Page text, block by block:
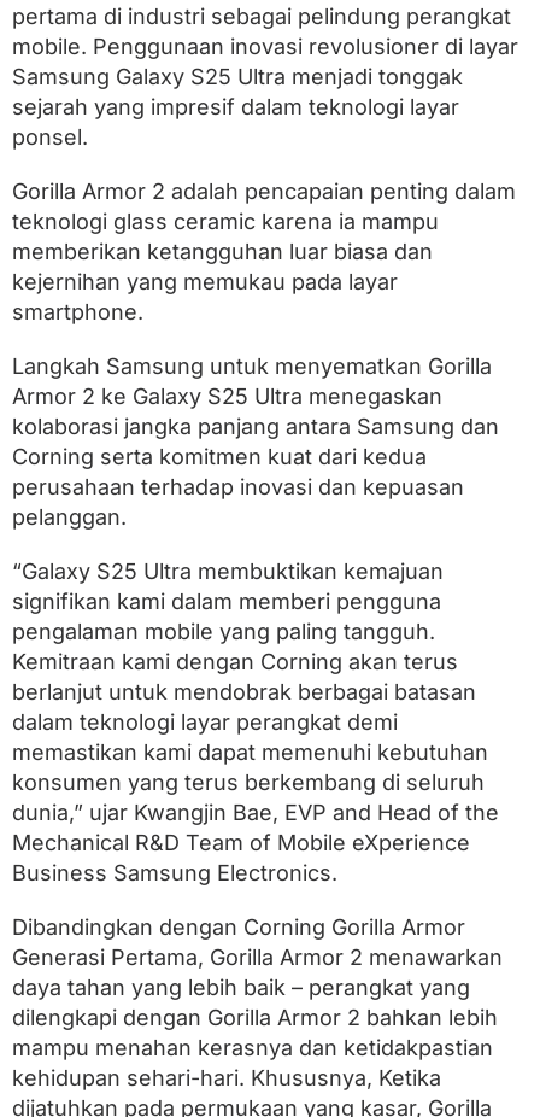
R
e
f
l
e
f
P
e
r
d
a
i
C
o
n
g
G
o
r
l
A
m
r
2
pertama di industri sebagai pelindung perangkat
mobile. Penggunaan inovasi revolusioner di layar
Samsung Galaxy S25 Ultra menjadi tonggak
sejarah yang impresif dalam teknologi layar
ponsel.
Gorilla Armor 2 adalah pencapaian penting dalam
teknologi glass ceramic karena ia mampu
memberikan ketangguhan luar biasa dan
kejernihan yang memukau pada layar
smartphone.
Langkah Samsung untuk menyematkan Gorilla
Armor 2 ke Galaxy S25 Ultra menegaskan
kolaborasi jangka panjang antara Samsung dan
Corning serta komitmen kuat dari kedua
perusahaan terhadap inovasi dan kepuasan
pelanggan.
“Galaxy S25 Ultra membuktikan kemajuan
signifikan kami dalam memberi pengguna
pengalaman mobile yang paling tangguh.
Kemitraan kami dengan Corning akan terus
berlanjut untuk mendobrak berbagai batasan
dalam teknologi layar perangkat demi
memastikan kami dapat memenuhi kebutuhan
konsumen yang terus berkembang di seluruh
dunia,” ujar Kwangjin Bae, EVP and Head of the
Mechanical R&D Team of Mobile eXperience
Business Samsung Electronics.
Dibandingkan dengan Corning Gorilla Armor
Generasi Pertama, Gorilla Armor 2 menawarkan
daya tahan yang lebih baik – perangkat yang
dilengkapi dengan Gorilla Armor 2 bahkan lebih
mampu menahan kerasnya dan ketidakpastian
kehidupan sehari-hari. Khususnya, Ketika
dijatuhkan pada permukaan yang kasar, Gorilla